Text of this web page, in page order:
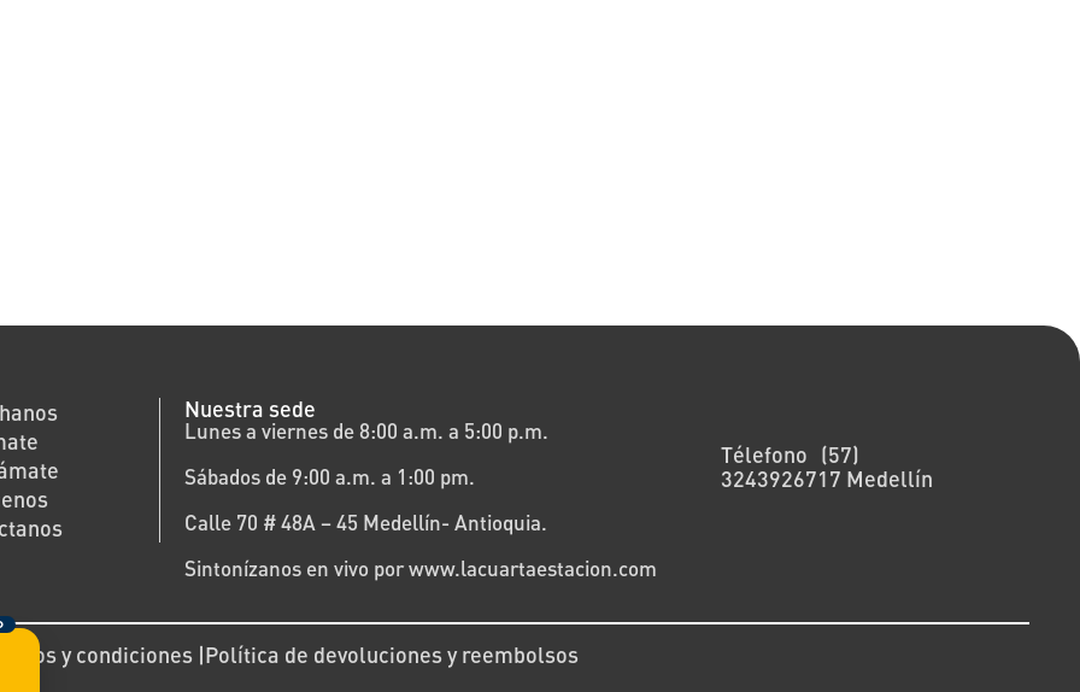
Nuestra sede
Lunes a viernes de 8:00 a.m. a 5:00 p.m.
Sábados de 9:00 a.m. a 1:00 pm.
Calle 70 # 48A – 45 Medellín- Antioquia.
Sintonízanos en vivo por www.lacuartaestacion.com
Télefono (57)
3243926717 Medellín
y condiciones |Política de devoluciones y reembolsos